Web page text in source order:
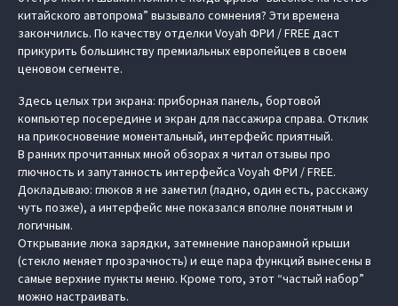
китайского автопрома” вызывало сомнения? Эти времена
закончились. По качеству отделки Voyah ФРИ / FREE даст
прикурить большинству премиальных европейцев в своем
ценовом сегменте.
Здесь целых три экрана: приборная панель, бортовой
компьютер посередине и экран для пассажира справа. Отклик
на прикосновение моментальный, интерфейс приятный.
В ранних прочитанных мной обзорах я читал отзывы про
глючность и запутанность интерфейса Voyah ФРИ / FREE.
Докладываю: глюков я не заметил (ладно, один есть, расскажу
чуть позже), а интерфейс мне показался вполне понятным и
логичным.
Открывание люка зарядки, затемнение панорамной крыши
(стекло меняет прозрачность) и еще пара функций вынесены в
самые верхние пункты меню. Кроме того, этот “частый набор”
можно настраивать.